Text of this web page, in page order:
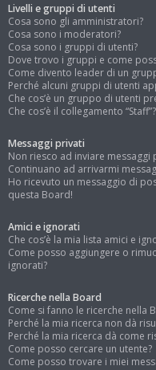
Livelli e gruppi di utenti
Cosa sono gli amministratori?
Cosa sono i moderatori?
Cosa sono i gruppi di utenti?
Dove trovo i gruppi e come
Come divento leader di un
Perché alcuni gruppi di utenti
Che cos’è un gruppo di utenti
Che cos’è il collegamento “Staff”?
Messaggi privati
Non riesco ad inviare messaggi
Continuano ad arrivarmi
Ho ricevuto un messaggio di
questa Board!
Amici e ignorati
Che cos’è la mia lista amici e
Come posso aggiungere o
ignorati?
Ricerche nella Board
Come si fanno le ricerche nella
Perché la mia ricerca non dà
Perché la mia ricerca dà come
Come posso cercare un utente?
Come posso trovare i miei